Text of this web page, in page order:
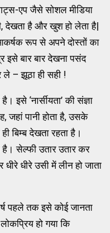
एप जैसे सोशल मीडिया
देखता है और खुश हो लेता है|
रूप से अपने दोस्तों का
बार बार देखना पसंद
– झूठा ही सही !
इसे ‘नार्सीयता’ की संज्ञा
जहां पानी होता है, उसके
बिम्ब देखता रहता है।
है। सेल्फी उतार उतार कर
धीरे उसी में लीन हो जाता
पहले तक इसे कोई जानता
हो गया कि